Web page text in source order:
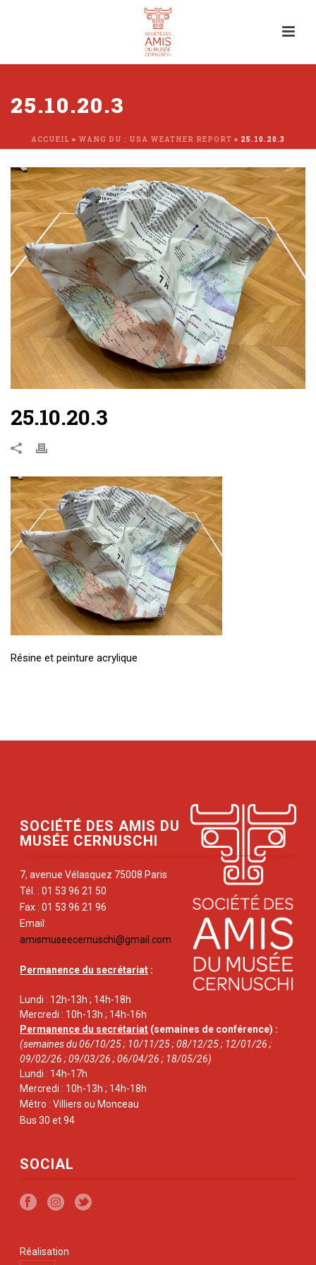
25.10.20.3
ACCUEIL » WANG DU : USA WEATHER REPORT » 25.10.20.3
25.10.20.3
Résine et peinture acrylique
SOCIÉTÉ DES AMIS DU
MUSÉE CERNUSCHI
7, avenue Vélasquez 75008 Paris
Tél. : 01 53 96 21 50
Fax : 01 53 96 21 96
Email:
amismuseecernuschi@gmail.com
Permanence du secrétariat :
Lundi : 12h-13h ; 14h-18h
Mercredi : 10h-13h ; 14h-16h
Permanence du secrétariat (semaines de conférence) :
(semaines du 06/10/25 ; 10/11/25 ; 08/12/25 ; 12/01/26 ;
09/02/26 ; 09/03/26 ; 06/04/26 ; 18/05/26)
Lundi : 14h-17h
Mercredi : 10h-13h ; 14h-18h
Métro : Villiers ou Monceau
Bus 30 et 94
SOCIAL
Réalisation